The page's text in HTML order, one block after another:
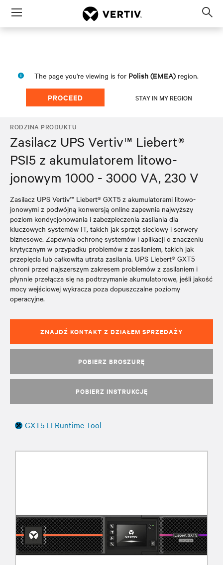
Menu
The page you're viewing is for Polish (EMEA) region.
PROCEED STAY IN MY REGION
RODZINA PRODUKTU
Zasilacz UPS Vertiv™ Liebert®
PSI5 z akumulatorem litowo-
jonowym 1000 - 3000 VA, 230 V
Zasilacz UPS Vertiv™ Liebert® GXT5 z akumulatorami litowo-
jonowymi z podwójną konwersją online zapewnia najwyższy
poziom kondycjonowania i zabezpieczenia zasilania dla
kluczowych systemów IT, takich jak sprzęt sieciowy i serwery
biznesowe. Zapewnia ochronę systemów i aplikacji o znaczeniu
krytycznym w przypadku problemów z zasilaniem, takich jak
przepięcia lub całkowita utrata zasilania. UPS Liebert® GXT5
chroni przed najszerszym zakresem problemów z zasilaniem i
płynnie przełącza się na podtrzymanie akumulatorowe, jeśli jakość
mocy wejściowej wykracza poza dopuszczalne poziomy
operacyjne.
ZNAJDŹ KONTAKT Z DZIAŁEM SPRZEDAŻY
POBIERZ BROSZURĘ
POBIERZ INSTRUKCJĘ
GXT5 LI Runtime Tool